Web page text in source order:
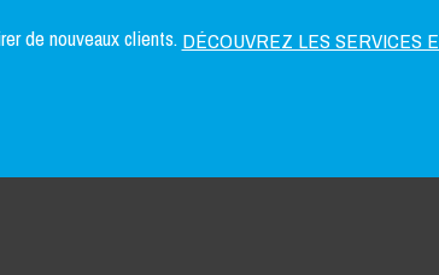
de nouveaux clients. DÉCOUVREZ LES SERVICES